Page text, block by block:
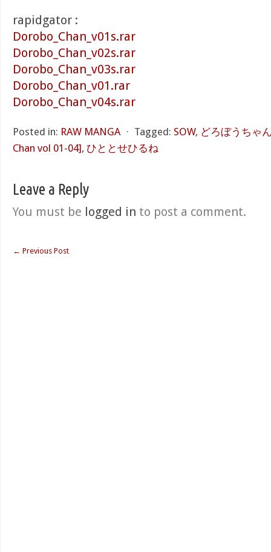
rapidgator :
Dorobo_Chan_v01s.rar
Dorobo_Chan_v02s.rar
Dorobo_Chan_v03s.rar
Dorobo_Chan_v01.rar
Dorobo_Chan_v04s.rar
Posted in: RAW MANGA ⋅ Tagged: SOW, どろぼうちゃ
Chan vol 01-04], ひととせひるね
Leave a Reply
You must be logged in to post a comment.
← Previous Post